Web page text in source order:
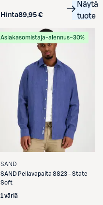
Hinta89,95 €
Näytä
tuote
Asiakasomistaja-alennus−30%
SAND
SAND Pellavapaita 8823 - State
Soft
1 väriä